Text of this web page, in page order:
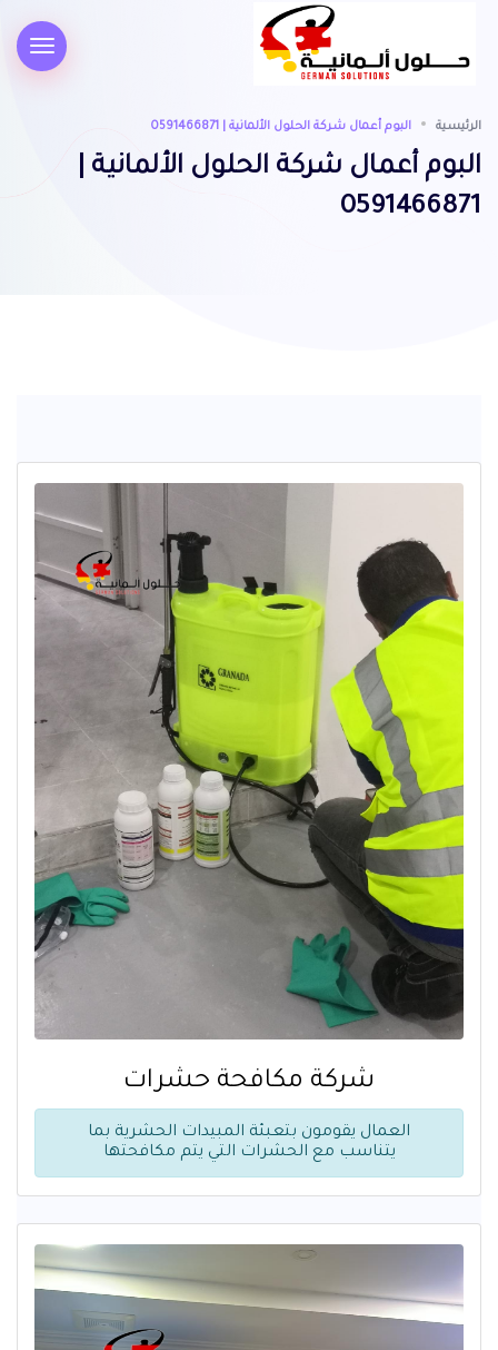
الرئيسية البوم أعمال شركة الحلول الألمانية | 0591466871
البوم أعمال شركة الحلول الألمانية |
0591466871
شركة مكافحة حشرات
العمال يقومون بتعبئة المبيدات الحشرية بما
يتناسب مع الحشرات التي يتم مكافحتها